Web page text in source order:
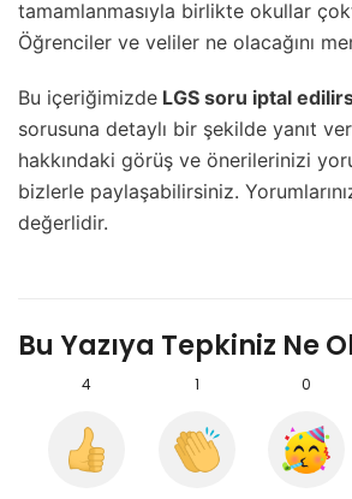
tamamlanmasıyla birlikte okullar
Öğrenciler ve veliler ne olacağını
Bu içeriğimizde LGS soru iptal
sorusuna detaylı bir şekilde yanıt
hakkındaki görüş ve önerilerinizi
bizlerle paylaşabilirsiniz.
değerlidir.
Bu Yazıya Tepkiniz Ne
4 1 0